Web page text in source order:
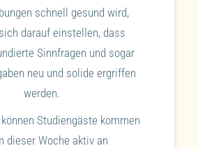
schnell gesund wird,
darauf einstellen, dass
Sinnfragen und sogar
neu und solide ergriffen
werden.
Studiengäste kommen
dieser Woche aktiv an